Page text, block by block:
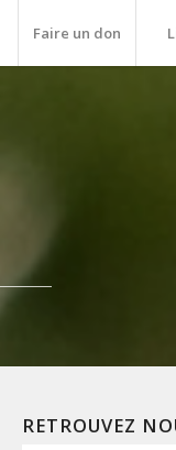
Faire un don
RETROUVEZ